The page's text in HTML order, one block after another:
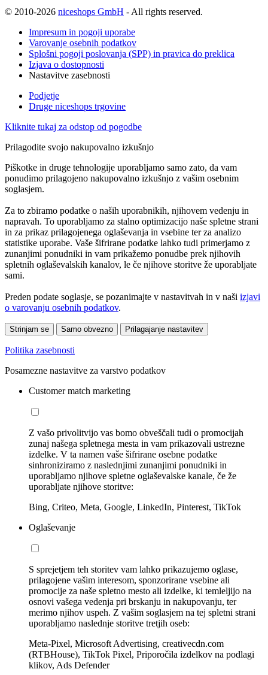
© 2010-2026 niceshops GmbH - All rights reserved.
Impresum in pogoji uporabe
Varovanje osebnih podatkov
Splošni pogoji poslovanja (SPP) in pravica do preklica
Izjava o dostopnosti
Nastavitve zasebnosti
Podjetje
Druge niceshops trgovine
Kliknite tukaj za odstop od pogodbe
Prilagodite svojo nakupovalno izkušnjo
Piškotke in druge tehnologije uporabljamo samo zato, da vam
ponudimo prilagojeno nakupovalno izkušnjo z vašim osebnim
soglasjem.
Za to zbiramo podatke o naših uporabnikih, njihovem vedenju in
napravah. To uporabljamo za stalno optimizacijo naše spletne strani
in za prikaz prilagojenega oglaševanja in vsebine ter za analizo
statistike uporabe. Vaše šifrirane podatke lahko tudi primerjamo z
zunanjimi ponudniki in vam prikažemo ponudbe prek njihovih
spletnih oglaševalskih kanalov, le če njihove storitve že uporabljate
sami.
Preden podate soglasje, se pozanimajte v nastavitvah in v naši izjavi
o varovanju osebnih podatkov.
Strinjam se Samo obvezno Prilagajanje nastavitev
Politika zasebnosti
Posamezne nastavitve za varstvo podatkov
Customer match marketing
Z vašo privolitvijo vas bomo obveščali tudi o promocijah
zunaj našega spletnega mesta in vam prikazovali ustrezne
izdelke. V ta namen vaše šifrirane osebne podatke
sinhroniziramo z naslednjimi zunanjimi ponudniki in
uporabljamo njihove spletne oglaševalske kanale, če že
uporabljate njihove storitve:
Bing, Criteo, Meta, Google, LinkedIn, Pinterest, TikTok
Oglaševanje
S sprejetjem teh storitev vam lahko prikazujemo oglase,
prilagojene vašim interesom, sponzorirane vsebine ali
promocije za naše spletno mesto ali izdelke, ki temleljijo na
osnovi vašega vedenja pri brskanju in nakupovanju, ter
merimo njihov uspeh. Z vašim soglasjem na tej spletni strani
uporabljamo naslednje storitve tretjih oseb:
Meta-Pixel, Microsoft Advertising, creativecdn.com
(RTBHouse), TikTok Pixel, Priporočila izdelkov na podlagi
klikov, Ads Defender